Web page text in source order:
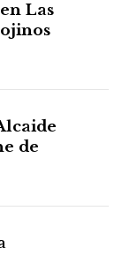
Las
de